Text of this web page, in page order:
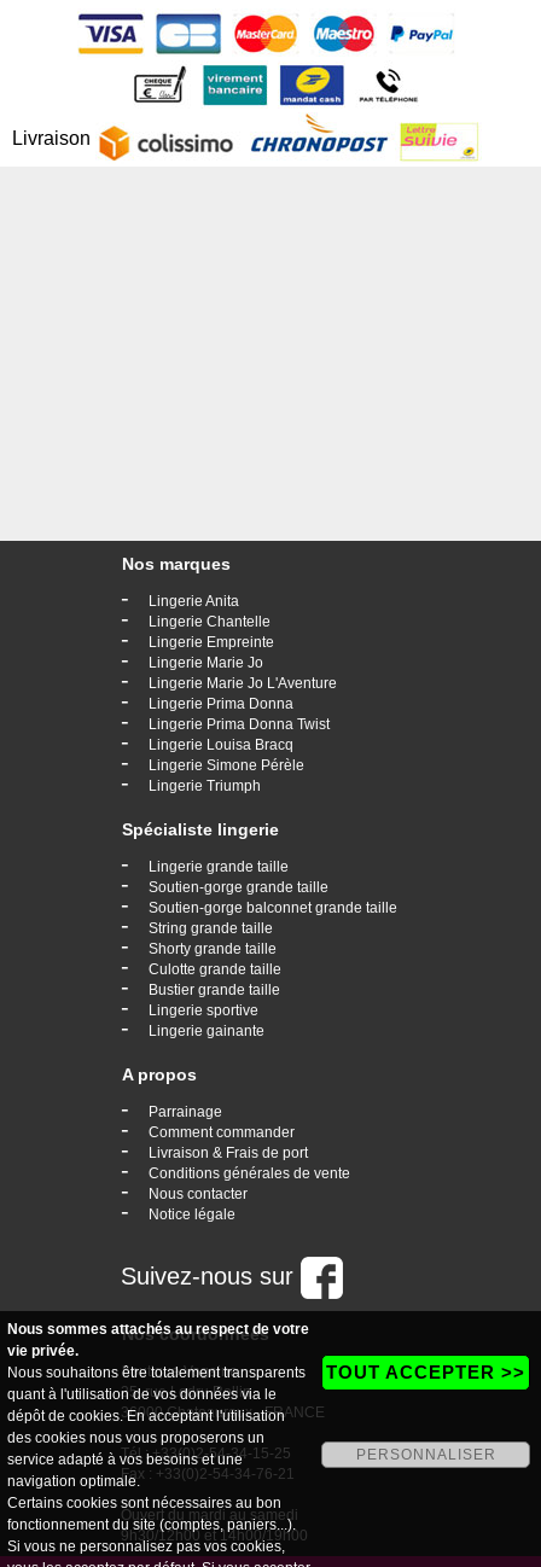
Livraison
Nos marques
- Lingerie Anita
- Lingerie Chantelle
- Lingerie Empreinte
- Lingerie Marie Jo
- Lingerie Marie Jo L'Aventure
- Lingerie Prima Donna
- Lingerie Prima Donna Twist
- Lingerie Louisa Bracq
- Lingerie Simone Pérèle
- Lingerie Triumph
Spécialiste lingerie
- Lingerie grande taille
- Soutien-gorge grande taille
- Soutien-gorge balconnet grande taille
- String grande taille
- Shorty grande taille
- Culotte grande taille
- Bustier grande taille
- Lingerie sportive
- Lingerie gainante
A propos
- Parrainage
- Comment commander
- Livraison & Frais de port
- Conditions générales de vente
- Nous contacter
- Notice légale
Suivez-nous sur
Nos coordonnées
boutique Vogaine
35, rue Ledru Rollin
36000 Chateauroux - FRANCE
Tél : +33(0)2-54-34-15-25
Fax : +33(0)2-54-34-76-21
Ouvert du mardi au samedi
9h30/12h00 et 14h00/19h00
Nous sommes attachés au respect de votre
vie privée.
Nous souhaitons être totalement transparents
quant à l'utilisation de vos données via le
dépôt de cookies. En acceptant l'utilisation
des cookies nous vous proposerons un
service adapté à vos besoins et une
navigation optimale.
Certains cookies sont nécessaires au bon
fonctionnement du site (comptes, paniers...).
Si vous ne personnalisez pas vos cookies,
TOUT ACCEPTER >>
PERSONNALISER